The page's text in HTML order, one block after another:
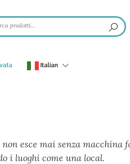
Italian
esce mai senza macchina
i luoghi come una local.